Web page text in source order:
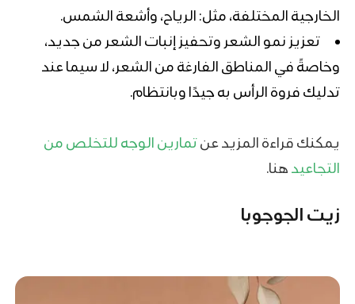
الخارجية المختلفة، مثل: الرياح، وأشعة الشمس.
تعزيز نمو الشعر وتحفيز إنبات الشعر من جديد،
وخاصةً في المناطق الفارغة من الشعر، لا سيما عند
تدليك فروة الرأس به جيدًا وبانتظام.
يمكنك قراءة المزيد عنتمارين الوجه للتخلص من
التجاعيد هنا.
زيت الجوجوبا